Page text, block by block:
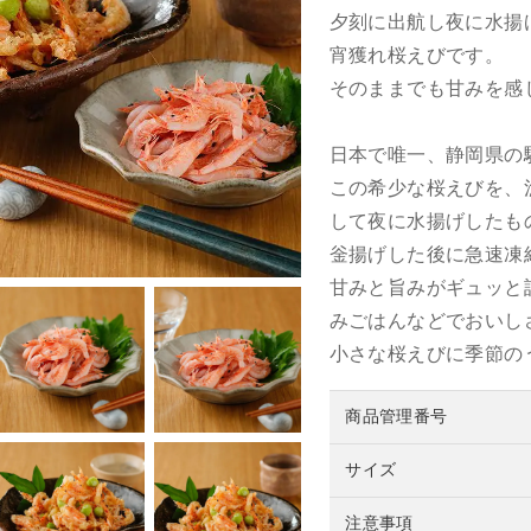
夕刻に出航し夜に水
宵獲れ桜えびです。
そのままでも甘みを
日本で唯一、静岡県
この希少な桜えびを
して夜に水揚げした
釡揚げした後に急速
甘みと旨みがギュッ
みごはんなどでおいし
小さな桜えびに季節
商品管理番号
サイズ
注意事項